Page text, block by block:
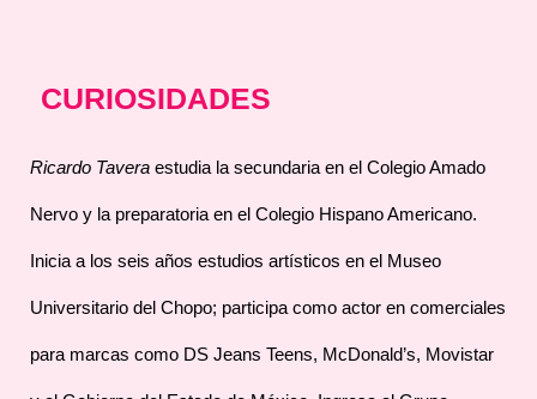
CURIOSIDADES
Ricardo Tavera estudia la secundaria en el Colegio Amado
Nervo y la preparatoria en el Colegio Hispano Americano.
Inicia a los seis años estudios artísticos en el Museo
Universitario del Chopo; participa como actor en comerciales
para marcas como DS Jeans Teens, McDonald’s, Movistar